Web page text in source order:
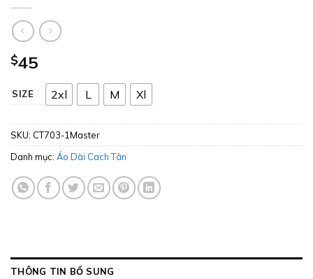
$45
SIZE 2xl L M Xl
SKU: CT703-1Master
Danh mục: Áo Dài Cach Tân
THÔNG TIN BỔ SUNG